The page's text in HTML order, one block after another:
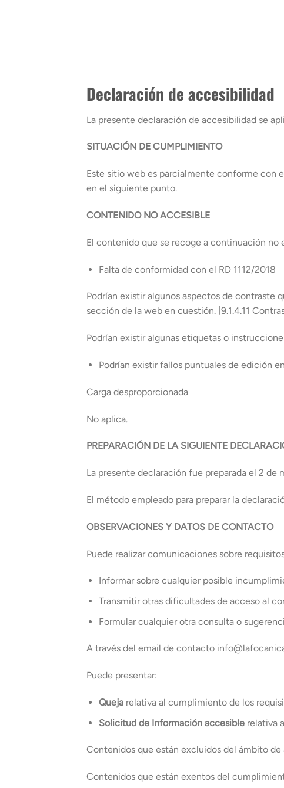
Declaración de accesibilidad
La presente declaración de accesibilidad se
SITUACIÓN DE CUMPLIMIENTO
Este sitio web es parcialmente conforme con
en el siguiente punto.
CONTENIDO NO ACCESIBLE
El contenido que se recoge a continuación no
Falta de conformidad con el RD 1112/2018
Podrían existir algunos aspectos de contraste
sección de la web en cuestión. [9.1.4.11
Podrían existir algunas etiquetas o
Podrían existir fallos puntuales de edición
Carga desproporcionada
No aplica.
PREPARACIÓN DE LA SIGUIENTE
La presente declaración fue preparada el 2 de
El método empleado para preparar la
OBSERVACIONES Y DATOS DE CONTACTO
Puede realizar comunicaciones sobre
Informar sobre cualquier posible
Transmitir otras dificultades de acceso al
Formular cualquier otra consulta o
A través del email de contacto
Puede presentar:
Queja relativa al cumplimiento de los
Solicitud de Información accesiblerelativa
Contenidos que están excluidos del ámbito
Contenidos que están exentos del